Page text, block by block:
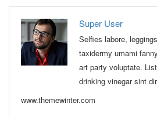
Super User
Selfies labore,
taxidermy umami
art party voluptate.
drinking vinegar sint
www.themewinter.com